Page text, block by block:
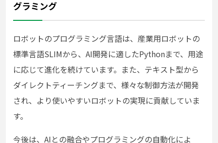
グラミング
ロボットのプログラミング言語は、産業用ロボットの
標準言語SLIMから、AI開発に適したPythonまで、用途
に応じて進化を続けています。また、テキスト型から
ダイレクトティーチングまで、様々な制御方法が開発
され、より使いやすいロボットの実現に貢献していま
す。
今後は、AIとの融合やプログラミングの自動化によ